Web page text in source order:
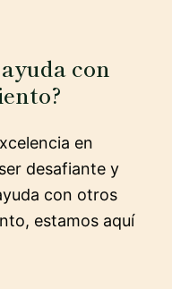
con
en
desafiante y
con otros
estamos aquí